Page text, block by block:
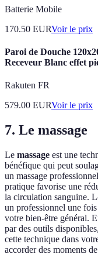
Batterie Mobile
170.50 EURVoir le prix
Paroi de Douche
Receveur Blanc effet
Rakuten FR
579.00 EURVoir le prix
7. Le massage
Le massage est une
bénéfique qui peut
un massage
pratique favorise une
la circulation sanguine.
un professionnel une
votre bien-être général.
par des outils
cette technique dans
accorder des moments